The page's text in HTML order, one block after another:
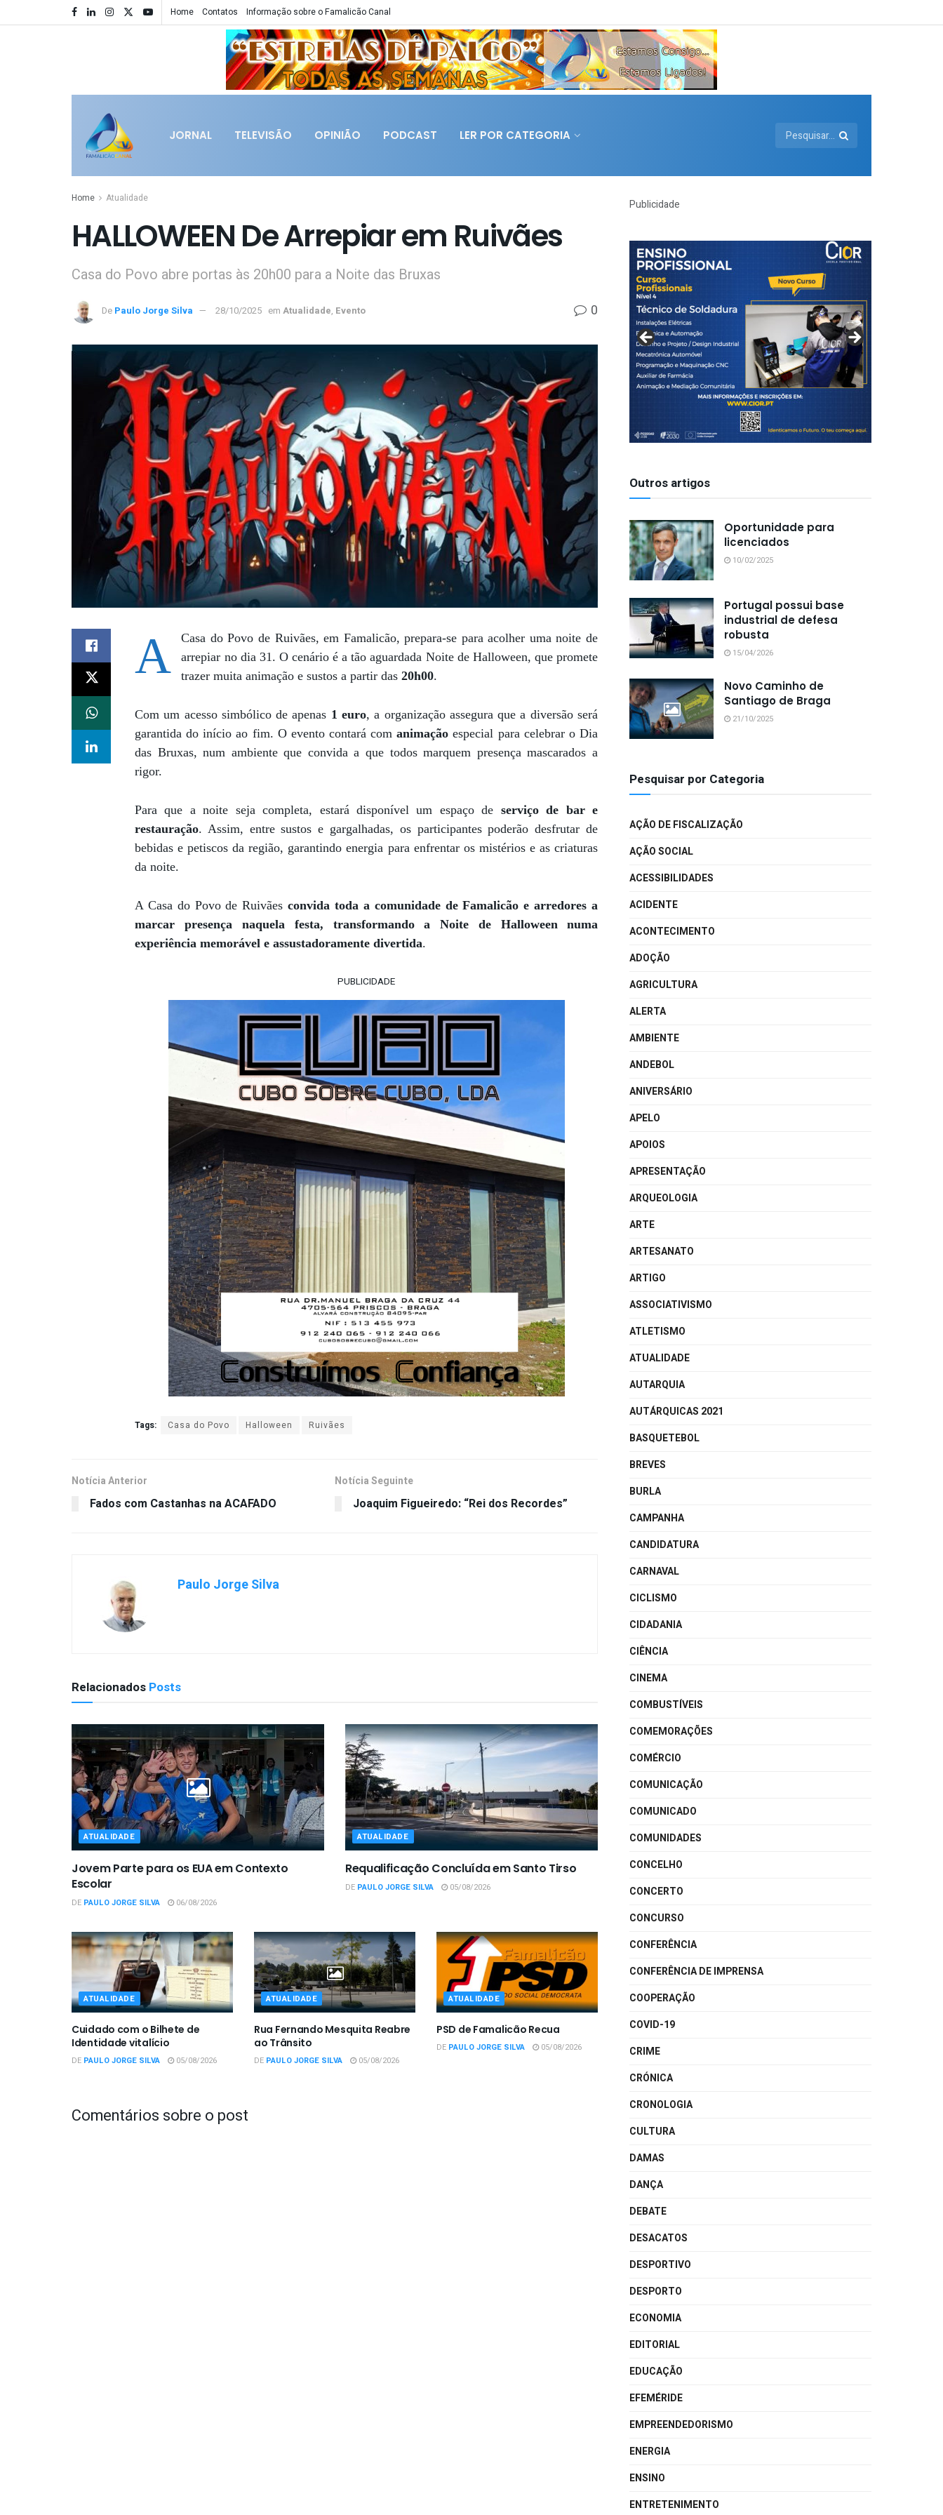
Home Contatos Informação sobre o Famalicão Canal
JORNAL TELEVISÃO OPINIÃO PODCAST LER POR CATEGORIA
Home Atualidade
HALLOWEEN De Arrepiar em Ruivães
Casa do Povo abre portas às 20h00 para a Noite das Bruxas
De Paulo Jorge Silva 28/10/2025 em Atualidade, Evento 0
A
Casa do Povo de Ruivães, em Famalicão, prepara-se para acolher uma noite de
arrepiar no dia 31. O cenário é a tão aguardada Noite de Halloween, que promete
trazer muita animação e sustos a partir das20h00.
Com um acesso simbólico de apenas 1 euro, a organização assegura que a diversão será
garantida do início ao fim. O evento contará comanimação especial para celebrar o Dia
das Bruxas, num ambiente que convida a que todos marquem presença mascarados a
rigor.
Para que a noite seja completa, estará disponível um espaço de serviço de bar e
restauração. Assim, entre sustos e gargalhadas, os participantes poderão desfrutar de
bebidas e petiscos da região, garantindo energia para enfrentar os mistérios e as criaturas
da noite.
A Casa do Povo de Ruivãesconvida toda a comunidade de Famalicão e arredores a
marcar presença naquela festa, transformando a Noite de Halloween
numa
experiência memorável e assustadoramente divertida.
PUBLICIDADE
Tags: Casa do Povo Halloween Ruivães
Notícia Anterior
Fados com Castanhas na ACAFADO
Notícia Seguinte
Joaquim Figueiredo: “Rei dos Recordes”
Paulo Jorge Silva
Relacionados Posts
ATUALIDADE
Jovem Parte para os EUA em Contexto
Escolar
DE PAULO JORGE SILVA 06/08/2026
ATUALIDADE
Requalificação Concluída em Santo Tirso
DE PAULO JORGE SILVA 05/08/2026
ATUALIDADE
Cuidado com o Bilhete de
Identidade vitalício
DE PAULO JORGE SILVA 05/08/2026
ATUALIDADE
Rua Fernando Mesquita Reabre
ao Trânsito
DE PAULO JORGE SILVA 05/08/2026
ATUALIDADE
PSD de Famalicão Recua
DE PAULO JORGE SILVA 05/08/2026
Comentários sobre o post
Publicidade
Outros artigos
Oportunidade para
licenciados
10/02/2025
Portugal possui base
industrial de defesa
robusta
15/04/2026
Novo Caminho de
Santiago de Braga
21/10/2025
Pesquisar por Categoria
AÇÃO DE FISCALIZAÇÃO
AÇÃO SOCIAL
ACESSIBILIDADES
ACIDENTE
ACONTECIMENTO
ADOÇÃO
AGRICULTURA
ALERTA
AMBIENTE
ANDEBOL
ANIVERSÁRIO
APELO
APOIOS
APRESENTAÇÃO
ARQUEOLOGIA
ARTE
ARTESANATO
ARTIGO
ASSOCIATIVISMO
ATLETISMO
ATUALIDADE
AUTARQUIA
AUTÁRQUICAS 2021
BASQUETEBOL
BREVES
BURLA
CAMPANHA
CANDIDATURA
CARNAVAL
CICLISMO
CIDADANIA
CIÊNCIA
CINEMA
COMBUSTÍVEIS
COMEMORAÇÕES
COMÉRCIO
COMUNICAÇÃO
COMUNICADO
COMUNIDADES
CONCELHO
CONCERTO
CONCURSO
CONFERÊNCIA
CONFERÊNCIA DE IMPRENSA
COOPERAÇÃO
COVID-19
CRIME
CRÓNICA
CRONOLOGIA
CULTURA
DAMAS
DANÇA
DEBATE
DESACATOS
DESPORTIVO
DESPORTO
ECONOMIA
EDITORIAL
EDUCAÇÃO
EFEMÉRIDE
EMPREENDEDORISMO
ENERGIA
ENSINO
ENTRETENIMENTO